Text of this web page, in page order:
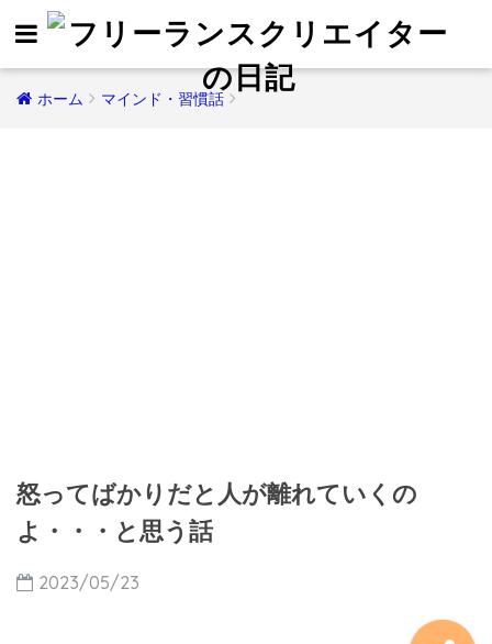
ホーム マインド・習慣話
怒ってばかりだと人が離れていくの
よ・・・と思う話
2023/05/23